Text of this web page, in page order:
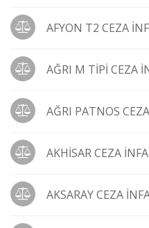
AFYON T2 CEZA
AĞRI M TİPİ CEZA
AĞRI PATNOS
AKHİSAR CEZA
AKSARAY CEZA